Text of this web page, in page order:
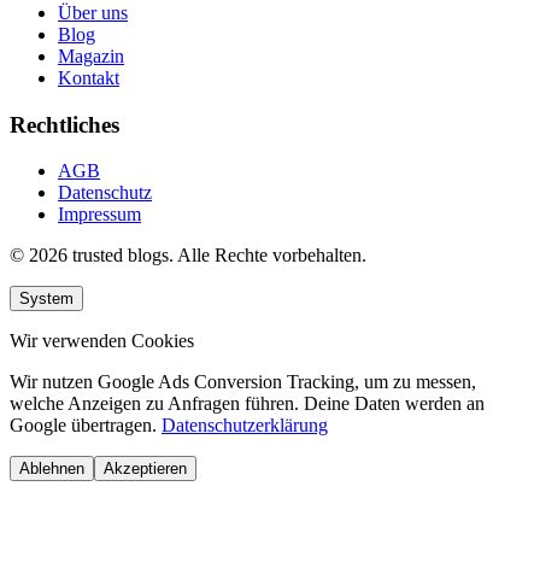
Über uns
Blog
Magazin
Kontakt
Rechtliches
AGB
Datenschutz
Impressum
© 2026 trusted blogs. Alle Rechte vorbehalten.
System
Wir verwenden Cookies
Wir nutzen Google Ads Conversion Tracking, um zu messen,
welche Anzeigen zu Anfragen führen. Deine Daten werden an
Google übertragen. Datenschutzerklärung
Ablehnen Akzeptieren